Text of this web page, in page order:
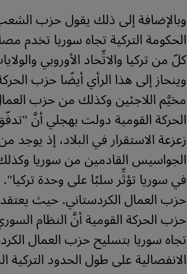
وبالإضافة إلى ذلك يقول حزب
الحكومة التركية تجاه سوريا تخدم
كلّ من تركيا والاتِّحاد الأوروبي
وينحاز إلى هذا الرأي أيضًا حزب
مخيَّم اللاجئين وكذلك من حزب
الحركة القومية دولت بهجلي أنَّ
زعزعة الاستقرار في البلاد، إذ يوجد
الجواسيس القادمين من سوريا
في سوريا تؤثِّر سلبًا على وحدة
حزب العمال الكردستاني. حيث
حزب الحركة القومية أنَّ النظام
تجاه سوريا بتسليح حزب العمال
الانفصالية على طول الحدود التركية